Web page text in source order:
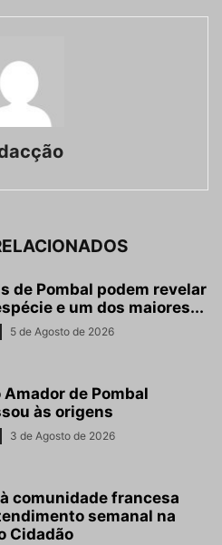
de Pombal podem revelar
e um dos maiores...
5 de Agosto de 2026
Amador de Pombal
às origens
3 de Agosto de 2026
comunidade francesa
semanal na
Cidadão